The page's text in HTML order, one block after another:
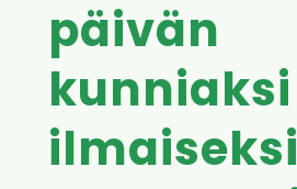
päivän
kunniaksi
ilmaiseksi